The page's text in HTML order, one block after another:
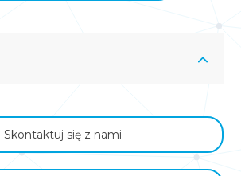
Skontaktuj się z nami